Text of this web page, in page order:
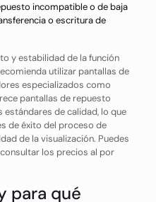
incompatible o de baja
o escritura de
y estabilidad de la función
utilizar pantallas de
especializados como
pantallas de repuesto
de calidad, lo que
de éxito del proceso de
de la visualización. Puedes
los precios al por
para qué